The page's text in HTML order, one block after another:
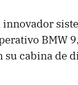
innovador
BMW
su cabina de